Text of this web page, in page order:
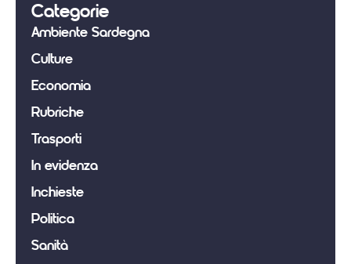
Categorie
Ambiente Sardegna
Culture
Economia
Rubriche
Trasporti
In evidenza
Inchieste
Politica
Sanità